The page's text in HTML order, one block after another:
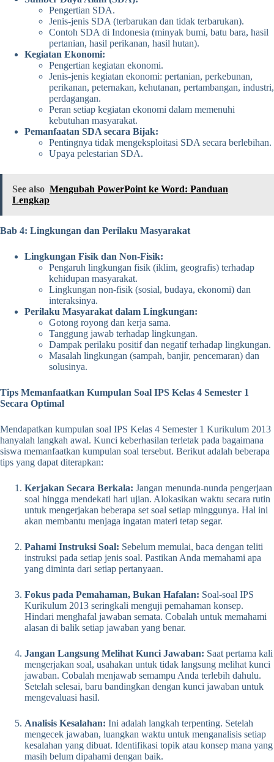
Pengertian SDA.
Jenis-jenis SDA (terbarukan dan tidak terbarukan).
Contoh SDA di Indonesia (minyak bumi, batu bara, hasil
pertanian, hasil perikanan, hasil hutan).
Kegiatan Ekonomi:
Pengertian kegiatan ekonomi.
Jenis-jenis kegiatan ekonomi: pertanian, perkebunan,
perikanan, peternakan, kehutanan, pertambangan, industri,
perdagangan.
Peran setiap kegiatan ekonomi dalam memenuhi
kebutuhan masyarakat.
Pemanfaatan SDA secara Bijak:
Pentingnya tidak mengeksploitasi SDA secara berlebihan.
Upaya pelestarian SDA.
See also Mengubah PowerPoint ke Word: Panduan
Lengkap
Bab 4: Lingkungan dan Perilaku Masyarakat
Lingkungan Fisik dan Non-Fisik:
Pengaruh lingkungan fisik (iklim, geografis) terhadap
kehidupan masyarakat.
Lingkungan non-fisik (sosial, budaya, ekonomi) dan
interaksinya.
Perilaku Masyarakat dalam Lingkungan:
Gotong royong dan kerja sama.
Tanggung jawab terhadap lingkungan.
Dampak perilaku positif dan negatif terhadap lingkungan.
Masalah lingkungan (sampah, banjir, pencemaran) dan
solusinya.
Tips Memanfaatkan Kumpulan Soal IPS Kelas 4 Semester 1
Secara Optimal
Mendapatkan kumpulan soal IPS Kelas 4 Semester 1 Kurikulum 2013
hanyalah langkah awal. Kunci keberhasilan terletak pada bagaimana
siswa memanfaatkan kumpulan soal tersebut. Berikut adalah beberapa
tips yang dapat diterapkan:
Kerjakan Secara Berkala: Jangan menunda-nunda pengerjaan
soal hingga mendekati hari ujian. Alokasikan waktu secara rutin
untuk mengerjakan beberapa set soal setiap minggunya. Hal ini
akan membantu menjaga ingatan materi tetap segar.
Pahami Instruksi Soal: Sebelum memulai, baca dengan teliti
instruksi pada setiap jenis soal. Pastikan Anda memahami apa
yang diminta dari setiap pertanyaan.
Fokus pada Pemahaman, Bukan Hafalan: Soal-soal IPS
Kurikulum 2013 seringkali menguji pemahaman konsep.
Hindari menghafal jawaban semata. Cobalah untuk memahami
alasan di balik setiap jawaban yang benar.
Jangan Langsung Melihat Kunci Jawaban: Saat pertama kali
mengerjakan soal, usahakan untuk tidak langsung melihat kunci
jawaban. Cobalah menjawab semampu Anda terlebih dahulu.
Setelah selesai, baru bandingkan dengan kunci jawaban untuk
mengevaluasi hasil.
Analisis Kesalahan: Ini adalah langkah terpenting. Setelah
mengecek jawaban, luangkan waktu untuk menganalisis setiap
kesalahan yang dibuat. Identifikasi topik atau konsep mana yang
masih belum dipahami dengan baik.